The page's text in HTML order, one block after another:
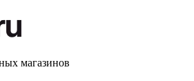
магазинов